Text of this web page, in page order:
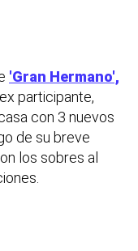
'Gran Hermano',
participante,
con 3 nuevos
de su breve
los sobres al